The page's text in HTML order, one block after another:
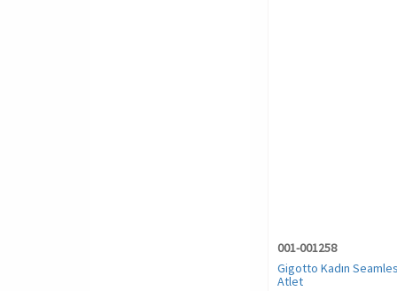
001-001258
Gigotto Kadın
Atlet